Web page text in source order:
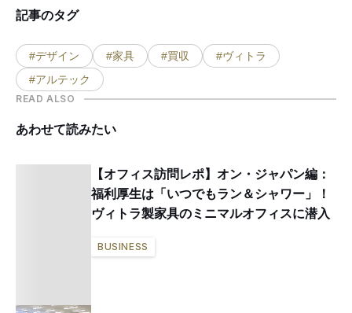
記事のタグ
#デザイン #家具 #買収
#ヴィトラ
#アルテック
READ ALSO
あわせて読みたい
【オフィス訪問レポ】オン・ジャパン編：
福利厚生は「いつでもラン＆シャワー」！
ヴィトラ製家具のミニマルオフィスに潜入
BUSINESS